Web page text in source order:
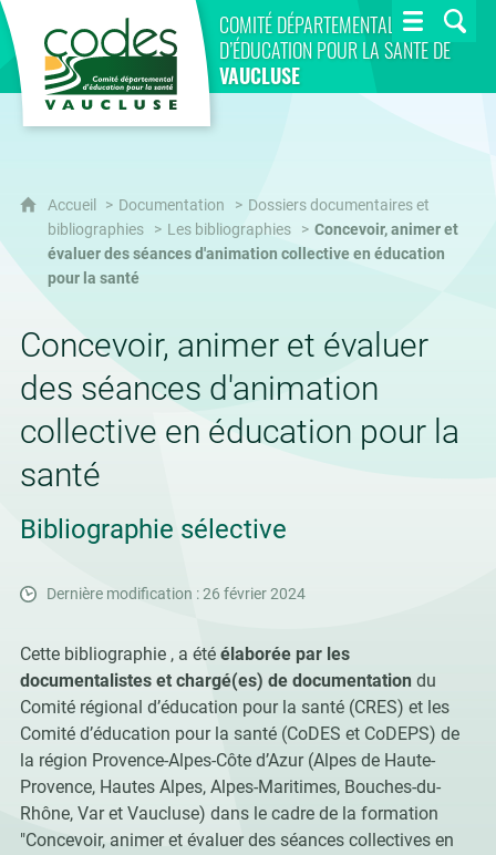
COMITÉ DÉPARTEMENTAL
D’ÉDUCATION POUR LA SANTÉ DE
VAUCLUSE
CoDES 84
Accueil Documentation
Dossiers documentaires et
bibliographies
Les bibliographies
Concevoir, animer et
évaluer des séances d'animation collective en éducation
pour la santé
Concevoir, animer et évaluer
des séances d'animation
collective en éducation pour la
santé
Bibliographie sélective
Dernière modification : 26 février 2024
Cette bibliographie , a été élaborée par les
documentalistes et chargé(es) de documentation du
Comité régional d’éducation pour la santé (CRES) et les
Comité d’éducation pour la santé (CoDES et CoDEPS) de
la région Provence-Alpes-Côte d’Azur (Alpes de Haute-
Provence, Hautes Alpes, Alpes-Maritimes, Bouches-du-
Rhône, Var et Vaucluse) dans le cadre de la formation
"Concevoir, animer et évaluer des séances collectives en